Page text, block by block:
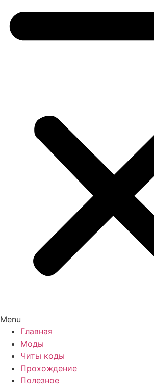
Menu
Главная
Моды
Читы коды
Прохождение
Полезное